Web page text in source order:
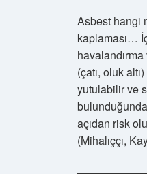
Asbest hangi
kaplaması…
(çatı, oluk
yutulabilir ve
açıdan risk
(Mihalıççı,